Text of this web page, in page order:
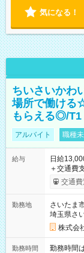
気になる！
ちいさいかわ
場所で働ける
もらえる◎/T1
アルバイト 職種
給与
日給
＋交通費支給 ★交通費全額支給！ ┗案件によ
いOK！
ンビニATM
交通費
勤務地
さいたま
埼玉県さ
株式会
勤務時間
勤務時間